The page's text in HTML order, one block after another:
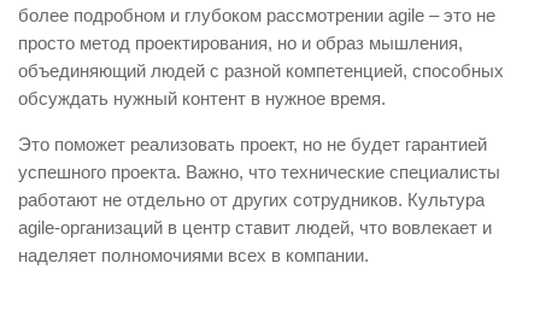
более подробном и глубоком рассмотрении agile – это не
просто метод проектирования, но и образ мышления,
объединяющий людей с разной компетенцией, способных
обсуждать нужный контент в нужное время.
Это поможет реализовать проект, но не будет гарантией
успешного проекта. Важно, что технические специалисты
работают не отдельно от других сотрудников. Культура
agile-организаций в центр ставит людей, что вовлекает и
наделяет полномочиями всех в компании.